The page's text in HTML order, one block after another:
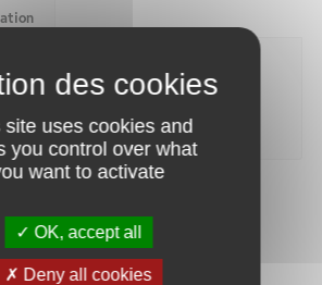
4 min
:95°C
site uses cookies and
you control over what
want to activate
OK, accept all
Deny all cookies